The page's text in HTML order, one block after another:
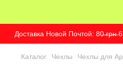
Доставка Новой Почтой: 80̶ ̶г̶р̶н̶
Каталог Чехлы Чехлы для